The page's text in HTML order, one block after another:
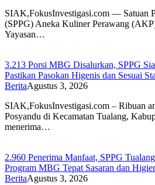
SIAK,FokusInvestigasi.com — Satuan
(SPPG) Aneka Kuliner Perawang
Yayasan…
3.213 Porsi MBG Disalurkan, SPPG
Pastikan Pasokan Higenis dan Sesuai
BeritaAgustus 3, 2026
SIAK,FokusInvestigasi.com – Ribuan
Posyandu di Kecamatan Tualang,
menerima…
2.960 Penerima Manfaat, SPPG
Program MBG Tepat Sasaran dan
BeritaAgustus 3, 2026